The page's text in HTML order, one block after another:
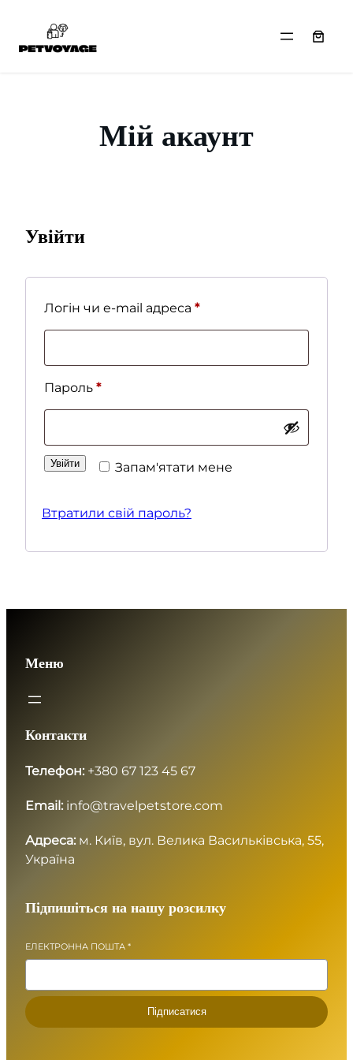
Мій акаунт
Увійти
Логін чи e-mail адреса *Обов’язкове
Пароль *Обов’язкове
Запам'ятати мене
Увійти
Втратили свій пароль?
Меню
Контакти
Телефон: +380 67 123 45 67
Email: info@travelpetstore.com
Адреса: м. Київ, вул. Велика Васильківська, 55,
Україна
Підпишіться на нашу розсилку
ЕЛЕКТРОННА ПОШТА *
Підписатися